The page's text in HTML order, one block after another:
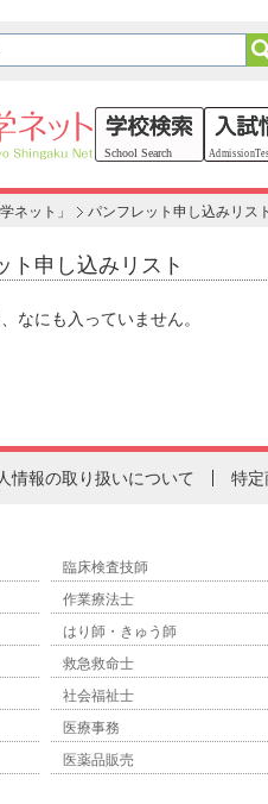
ネット」 パンフレット申し込みリス
ト申し込みリスト
なにも入っていません。
情報の取り扱いについて 特定
臨床検査技師
作業療法士
はり師・きゅう師
救急救命士
社会福祉士
医療事務
医薬品販売